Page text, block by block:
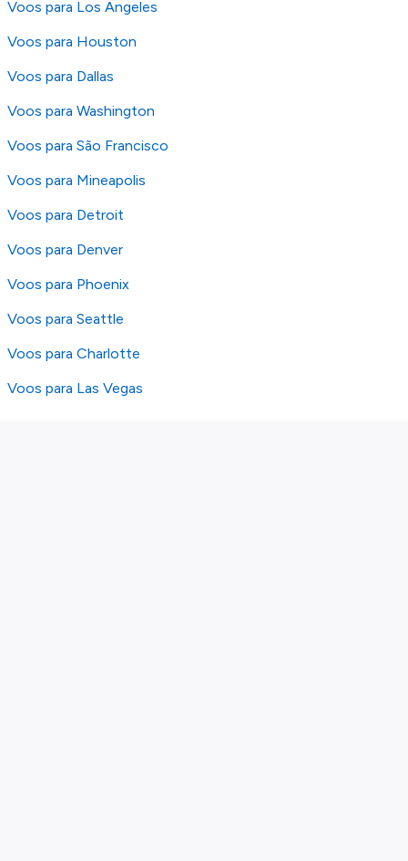
Voos para Los Angeles
Voos para Houston
Voos para Dallas
Voos para Washington
Voos para São Francisco
Voos para Mineapolis
Voos para Detroit
Voos para Denver
Voos para Phoenix
Voos para Seattle
Voos para Charlotte
Voos para Las Vegas